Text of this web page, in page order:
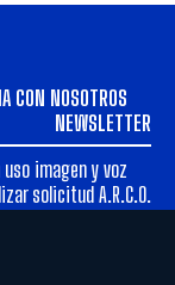
CON NOSOTROS
NEWSLETTER
imagen y voz
solicitud A.R.C.O.